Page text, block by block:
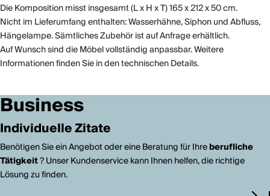
Die Komposition misst insgesamt (L x H x T) 165 x 212 x 50 cm.
Nicht im Lieferumfang enthalten: Wasserhähne, Siphon und Abfluss,
Hängelampe. Sämtliches Zubehör ist auf Anfrage erhältlich.
Auf Wunsch sind die Möbel vollständig anpassbar. Weitere
Informationen finden Sie in den technischen Details.
Business
Individuelle Zitate
Benötigen Sie ein Angebot oder eine Beratung für Ihreberufliche
Tätigkeit? Unser Kundenservice kann Ihnen helfen, die richtige
Lösung zu finden.